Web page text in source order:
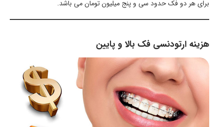
برای هر دو فک حدود سی و پنج میلیون تومان می باشد.
هزینه ارتودنسی فک بالا و پایین